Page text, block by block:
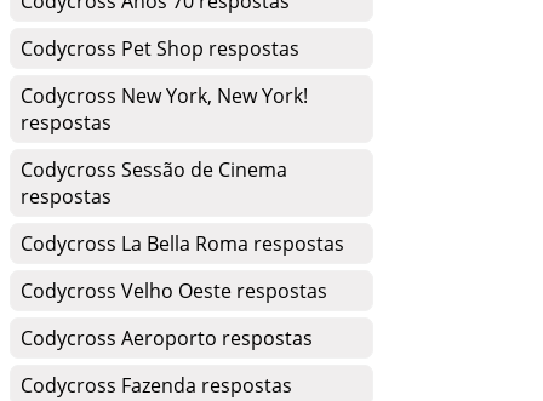
Codycross Pet Shop respostas
Codycross New York, New York!
respostas
Codycross Sessão de Cinema
respostas
Codycross La Bella Roma respostas
Codycross Velho Oeste respostas
Codycross Aeroporto respostas
Codycross Fazenda respostas